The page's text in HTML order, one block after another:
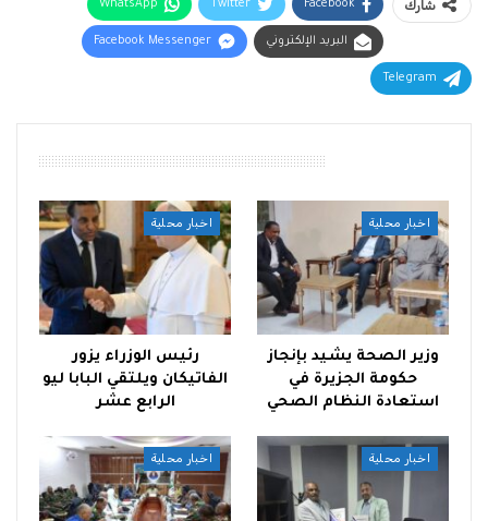
شارك Facebook
Twitter
WhatsApp
البريد الإلكتروني Facebook Messenger
Telegram
اخبار محلية
وزير الصحة يشيد بإنجاز
حكومة الجزيرة في
استعادة النظام الصحي
اخبار محلية
رئيس الوزراء يزور
الفاتيكان ويلتقي البابا ليو
الرابع عشر
اخبار محلية اخبار محلية